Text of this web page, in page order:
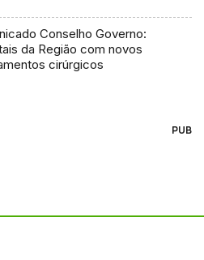
Conselho Governo:
da Região com novos
cirúrgicos
PUB